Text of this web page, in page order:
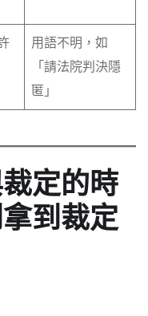
用語不明，如
「請法院判決隱
匿」
定的時
到裁定